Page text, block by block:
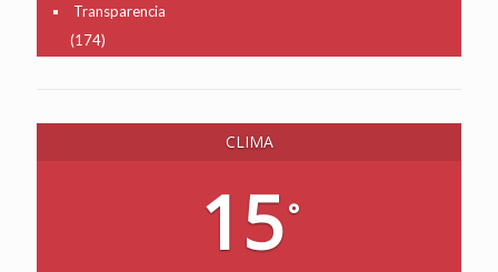
Transparencia
(174)
CLIMA
15°